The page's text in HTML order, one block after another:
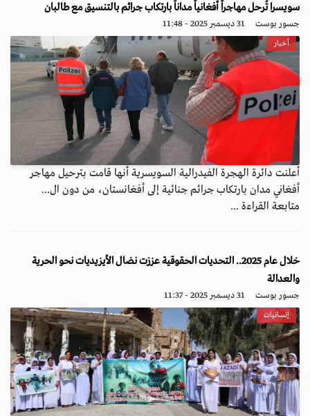
سويسرا تُرحل مهاجراً أفغانياً مداناً بارتكاب جرائم بالتنسيق مع طالبان
جسور بوست 31 ديسمبر 2025 - 11:48
أخبار
أعلنت دائرة الهجرة الفيدرالية السويسرية أنها قامت بترحيل مهاجر
أفغاني مدان بارتكاب جرائم جنائية إلى أفغانستان، من دون ال...
متابعة القراءة ...
خلال عام 2025.. التحديات الحقوقية عززت نضال الأيزيديات نحو الحرية
والعدالة
جسور بوست 31 ديسمبر 2025 - 11:37
إنسانيات